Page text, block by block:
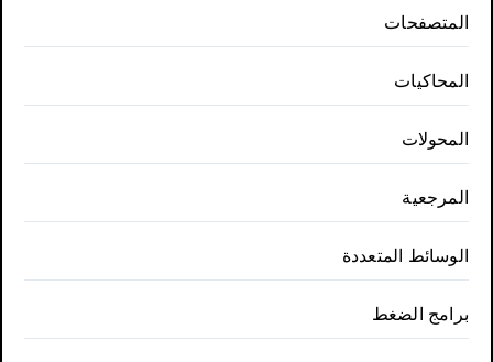
المتصفحات
المحاكيات
المحولات
المرجعية
الوسائط المتعددة
برامج الضغط